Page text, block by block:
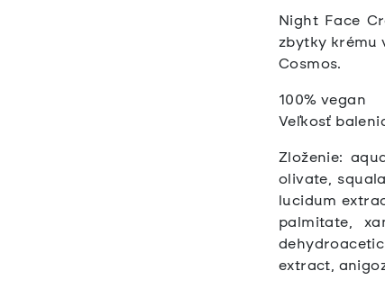
Night Face
zbytky krému
Cosmos.
100% vegan
Veľkosť
Zloženie:
olivate,
lucidum
palmitate,
extract,